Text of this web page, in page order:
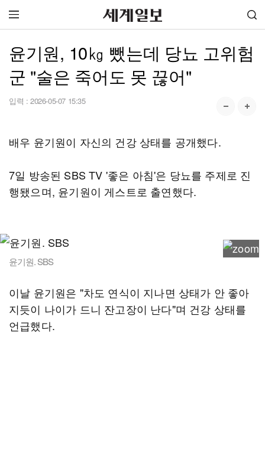
윤기원, 10㎏ 뺐는데 당뇨 고위험
군 "술은 죽어도 못 끊어"
입력 : 2026-05-07 15:35
배우 윤기원이 자신의 건강 상태를 공개했다.
7일 방송된 SBS TV '좋은 아침'은 당뇨를 주제로 진
행됐으며, 윤기원이 게스트로 출연했다.
윤기원. SBS
이날 윤기원은 "차도 연식이 지나면 상태가 안 좋아
지듯이 나이가 드니 잔고장이 난다"며 건강 상태를
언급했다.